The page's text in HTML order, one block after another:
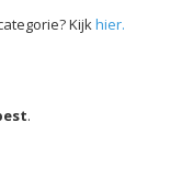
Kijkhier.
.